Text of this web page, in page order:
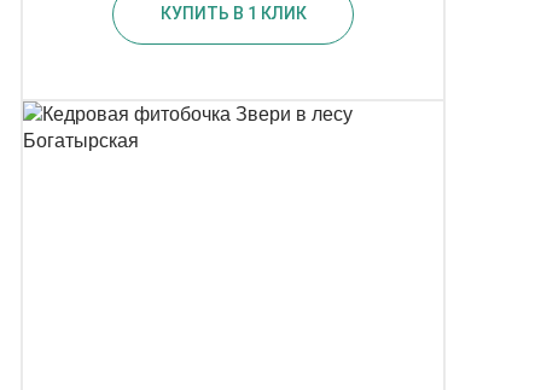
КУПИТЬ В 1 КЛИК